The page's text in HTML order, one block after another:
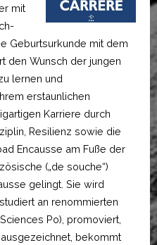
mit
Geburtsurkunde mit dem
den Wunsch der jungen
lernen und
erstaunlichen
Karriere durch
Resilienz sowie die
Encausse am Fuße der
(„de souche“)
gelingt. Sie wird
an renommierten
Po), promoviert,
bekommt